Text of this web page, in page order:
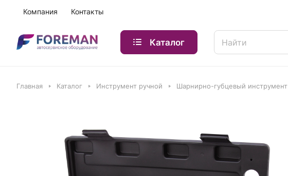
Компания Контакты
Каталог
Главная Каталог Инструмент ручной Шарнирно-губцевый инструмент